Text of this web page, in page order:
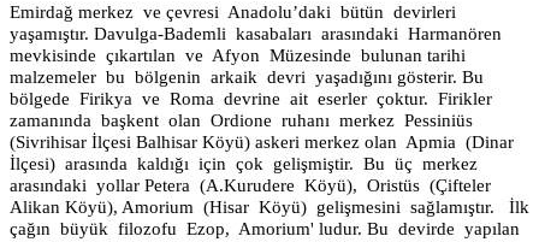
Emirdağ merkez ve çevresi Anadolu’daki bütün devirleri
yaşamıştır. Davulga-Bademli kasabaları arasındaki Harmanören
mevkisinde çıkartılan ve Afyon Müzesinde bulunan tarihi
malzemeler bu bölgenin arkaik devri yaşadığını gösterir. Bu
bölgede Firikya ve Roma devrine ait eserler çoktur. Firikler
zamanında başkent olan Ordione ruhanı merkez Pessiniüs
(Sivrihisar İlçesi Balhisar Köyü) askeri merkez olan Apmia (Dinar
İlçesi) arasında kaldığı için çok gelişmiştir. Bu üç merkez
arasındaki yollar Petera (A.Kurudere Köyü), Oristüs (Çifteler
Alikan Köyü), Amorium (Hisar Köyü) gelişmesini sağlamıştır.
İlk
çağın büyük filozofu Ezop, Amorium' ludur. Bu devirde yapılan